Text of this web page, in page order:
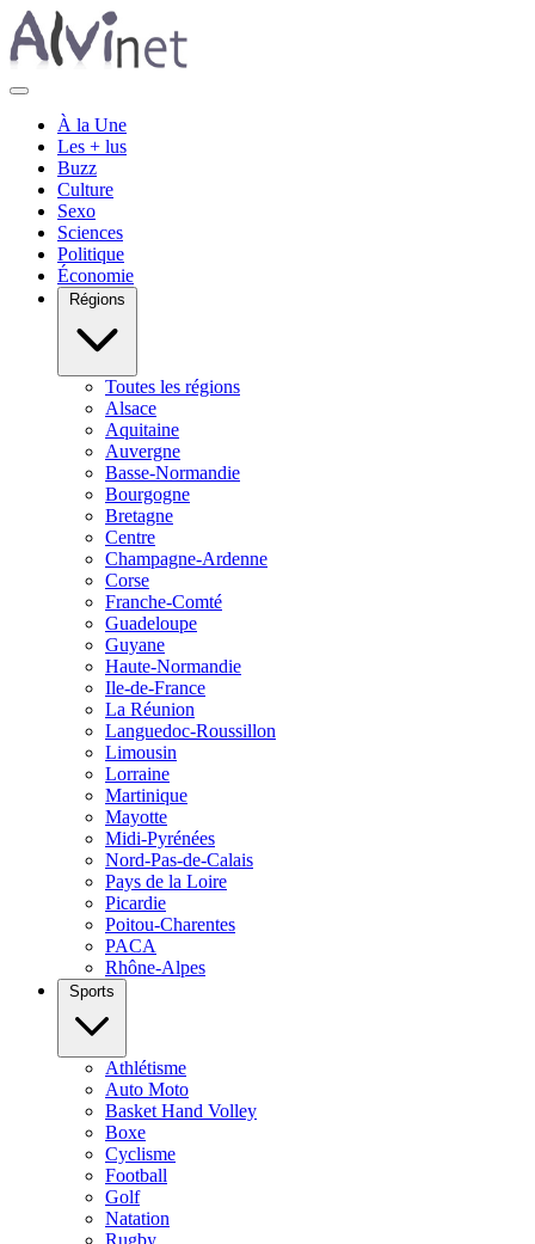
À la Une
Les + lus
Buzz
Culture
Sexo
Sciences
Politique
Économie
Régions
Toutes les régions
Alsace
Aquitaine
Auvergne
Basse-Normandie
Bourgogne
Bretagne
Centre
Champagne-Ardenne
Corse
Franche-Comté
Guadeloupe
Guyane
Haute-Normandie
Ile-de-France
La Réunion
Languedoc-Roussillon
Limousin
Lorraine
Martinique
Mayotte
Midi-Pyrénées
Nord-Pas-de-Calais
Pays de la Loire
Picardie
Poitou-Charentes
PACA
Rhône-Alpes
Sports
Athlétisme
Auto Moto
Basket Hand Volley
Boxe
Cyclisme
Football
Golf
Natation
Rugby